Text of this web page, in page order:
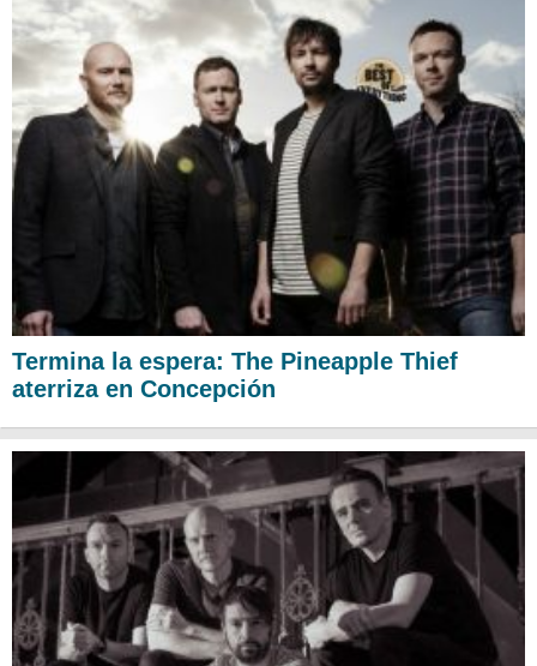
Termina la espera: The Pineapple Thief
aterriza en Concepción